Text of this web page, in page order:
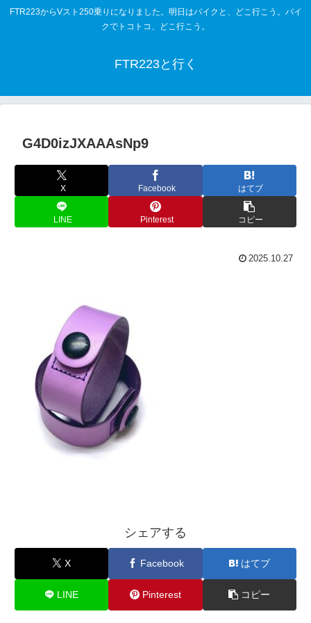
FTR223からVスト250乗りになりました。明日はバイクと、どこ行こう。バイ
クでトコトコ、どこ行こう。
FTR223と行く
G4D0izJXAAAsNp9
X Facebook はてブ
LINE Pinterest コピー
2025.10.27
シェアする
X Facebook はてブ
LINE Pinterest コピー